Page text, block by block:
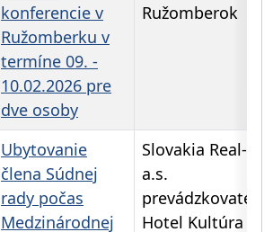
konferencie v
Ružomberku v
termíne 09. -
10.02.2026 pre
dve osoby
Ružomberok
Ubytovanie
člena Súdnej
rady počas
Medzinárodnej
Slovakia Real-in,
a.s.
prevádzkovateľ
Hotel Kultúra